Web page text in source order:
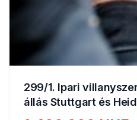
299/1. Ipari
állás Stuttgart és